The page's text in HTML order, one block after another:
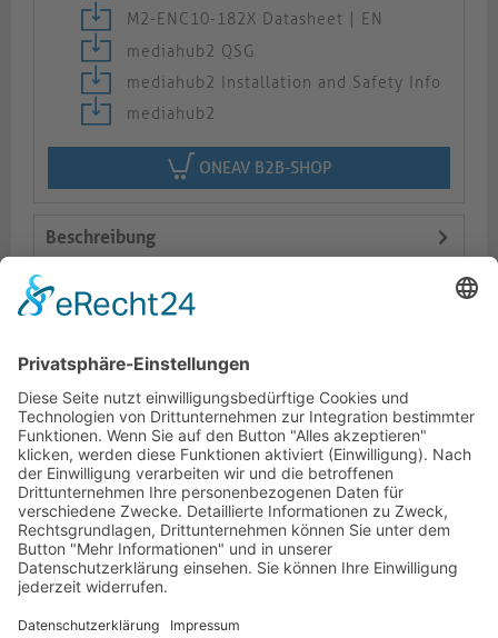
M2-ENC10-182X Datasheet | EN
mediahub2 QSG
mediahub2 Installation and Safety Info
mediahub2
ONEAV B2B-SHOP
Beschreibung
Logistik
Dokumente
HOTLINE
PURELINK.DE